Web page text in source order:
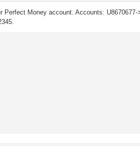
Money account. Accounts: